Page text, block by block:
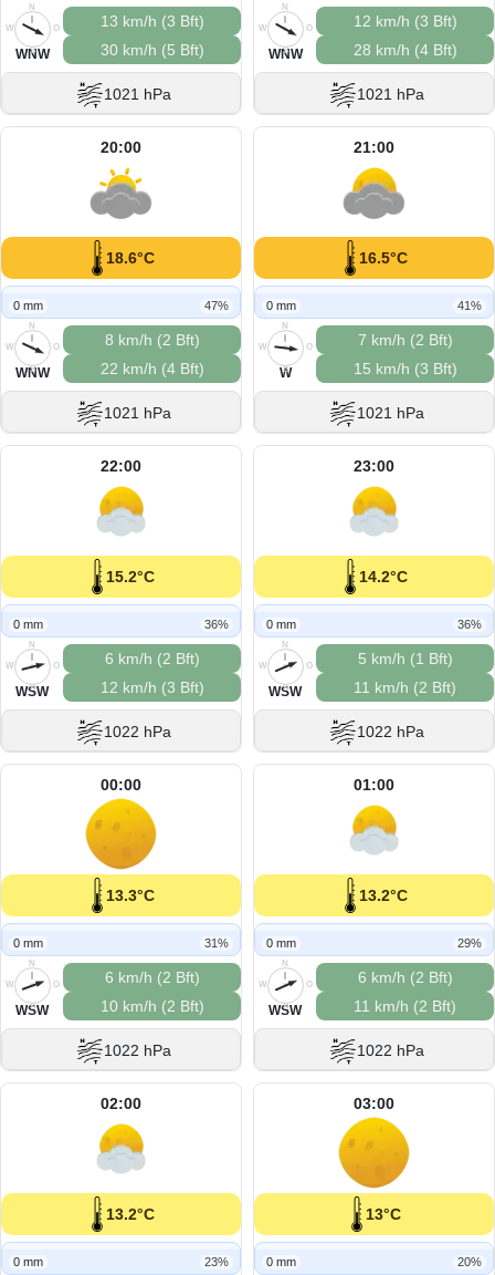
N
O
S
W
WNW
13 km/h (3 Bft)
30 km/h (5 Bft)
1021 hPa
N
O
S
W
WNW
12 km/h (3 Bft)
28 km/h (4 Bft)
1021 hPa
20:00
18.6°C
0 mm 47%
N
O
S
W
WNW
8 km/h (2 Bft)
22 km/h (4 Bft)
1021 hPa
21:00
16.5°C
0 mm 41%
N
O
S
W
W
7 km/h (2 Bft)
15 km/h (3 Bft)
1021 hPa
22:00
15.2°C
0 mm 36%
N
O
S
W
WSW
6 km/h (2 Bft)
12 km/h (3 Bft)
1022 hPa
23:00
14.2°C
0 mm 36%
N
O
S
W
WSW
5 km/h (1 Bft)
11 km/h (2 Bft)
1022 hPa
00:00
13.3°C
0 mm 31%
N
O
S
W
WSW
6 km/h (2 Bft)
10 km/h (2 Bft)
1022 hPa
01:00
13.2°C
0 mm 29%
N
O
S
W
WSW
6 km/h (2 Bft)
11 km/h (2 Bft)
1022 hPa
02:00
13.2°C
0 mm 23%
03:00
13°C
0 mm 20%